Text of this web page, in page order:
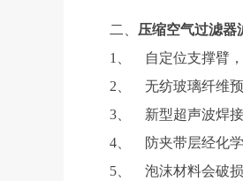
二、 压缩空气过滤器
1、 自定位支撑臂，
2、 无纺玻璃纤维预过
3、 新型超声波焊接，
4、 防夹带层经化学处
5、 泡沫材料会破损，